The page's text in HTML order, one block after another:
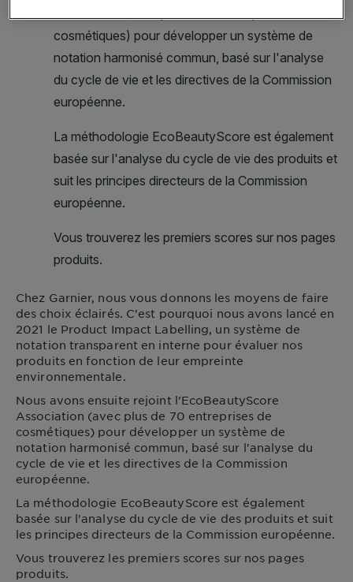
Chez Garnier, nous vous donnons les moyens de faire
des choix éclairés. C'est pourquoi nous avons lancé en
2021 le Product Impact Labelling, un système de
notation transparent en interne pour évaluer nos
produits en fonction de leur empreinte
environnementale.
Nous avons ensuite rejoint l'EcoBeautyScore
Association (avec plus de 70 entreprises de
cosmétiques) pour développer un système de
notation harmonisé commun, basé sur l'analyse du
cycle de vie et les directives de la Commission
européenne.
La méthodologie EcoBeautyScore est également
basée sur l'analyse du cycle de vie des produits et suit
les principes directeurs de la Commission européenne.
Vous trouverez les premiers scores sur nos pages
produits.